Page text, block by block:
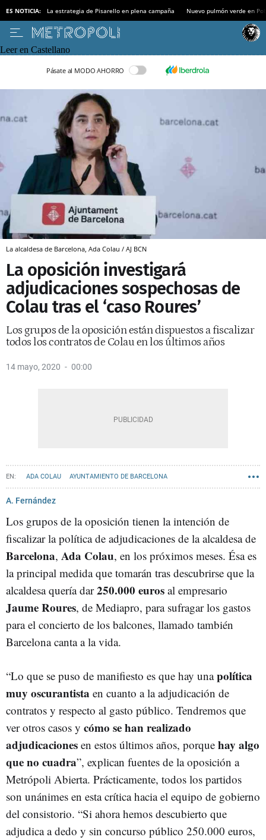
ES NOTICIA: La estrategia de Pisarello en plena campaña Nuevo pulmón verde en
Leer en Castellano
Pásate al MODO AHORRO
La alcaldesa de Barcelona, Ada Colau / AJ BCN
La oposición investigará
adjudicaciones sospechosas de
Colau tras el ‘caso Roures’
Los grupos de la oposición están dispuestos a fiscalizar
todos los contratos de Colau en los últimos años
14 mayo, 2020 00:00
ADA COLAU AYUNTAMIENTO DE BARCELONA
CONTRATOS BARCELONA
A. Fernández
Los grupos de la oposición tienen la intención de
fiscalizar la política de adjudicaciones de la alcaldesa de
Barcelona, Ada Colau, en los próximos meses. Ésa es
la principal medida que tomarán tras descubrirse que la
alcaldesa quería dar250.000 euros al empresario
Jaume Roures, de Mediapro, para sufragar los gastos
para el concierto de los balcones, llamado también
Barcelona canta a la vida.
“Lo que se puso de manifiesto es que hay unapolítica
muy oscurantista en cuanto a la adjudicación de
contratos y respecto al gasto público. Tendremos que
ver otros casos y cómo se han realizado
adjudicaciones en estos últimos años, porque hay algo
que no cuadra”, explican fuentes de la oposición a
Metrópoli Abierta. Prácticamente, todos los partidos
son unánimes en esta crítica hacia el equipo de gobierno
del consistorio. “Si ahora hemos descubierto que
adjudica a dedo y sin concurso público 250.000 euros,